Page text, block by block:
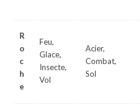
R
o
c
h
e
Feu,
Glace,
Insecte,
Vol
Acier,
Combat,
Sol